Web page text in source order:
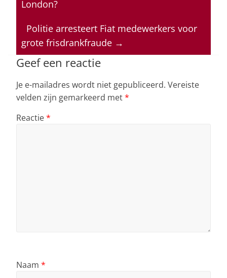
p
p
o
o
k
n s
London?
Politie arresteert Fiat medewerkers voor
grote frisdrankfraude →
Geef een reactie
Je e-mailadres wordt niet gepubliceerd. Vereiste
velden zijn gemarkeerd met*
Reactie*
Naam *